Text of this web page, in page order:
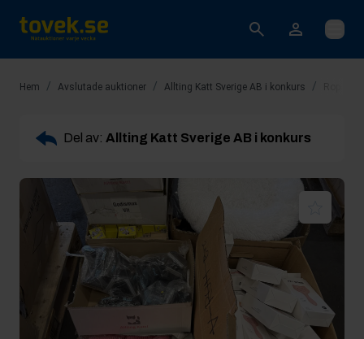
Öppna
Hem / Avslutade auktioner / Allting Katt Sverige AB i konkurs /
Del av: Allting Katt Sverige AB i konkurs